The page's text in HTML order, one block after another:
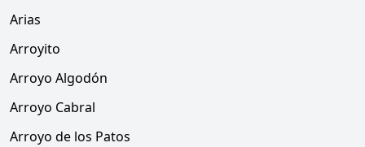
Arias
Arroyito
Arroyo Algodón
Arroyo Cabral
Arroyo de los Patos